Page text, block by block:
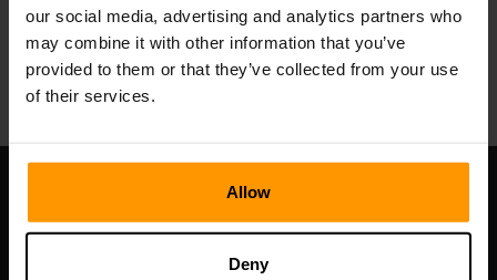
our social media, advertising and analytics partners who
may combine it with other information that you’ve
provided to them or that they’ve collected from your use
of their services.
Allow
Deny
All Games